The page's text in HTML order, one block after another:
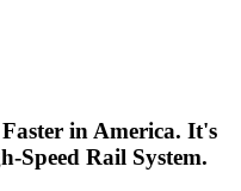
in America. It's
Speed Rail System.